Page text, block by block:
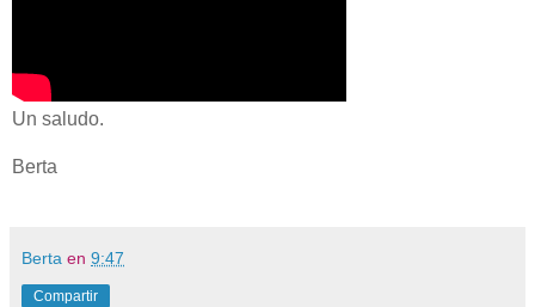
Un saludo.
Berta
Berta en 9:47
Compartir